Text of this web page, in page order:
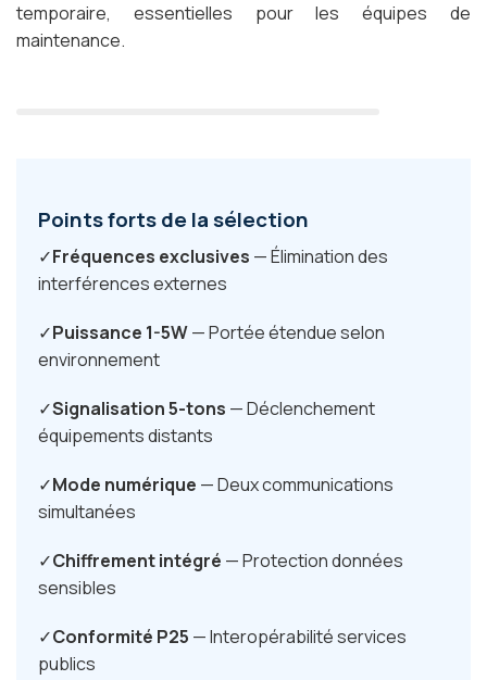
temporaire, essentielles pour les équipes de
maintenance.
Points forts de la sélection
Fréquences exclusives — Élimination des
interférences externes
Puissance 1-5W— Portée étendue selon
environnement
Signalisation 5-tons — Déclenchement
équipements distants
Mode numérique — Deux communications
simultanées
Chiffrement intégré — Protection données
sensibles
Conformité P25 — Interopérabilité services
publics